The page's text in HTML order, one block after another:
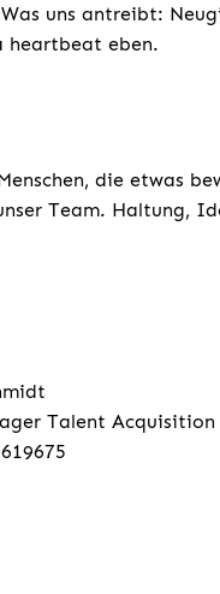
uns antreibt:
heartbeat eben.
die etwas
Team. Haltung,
Talent Acquisition